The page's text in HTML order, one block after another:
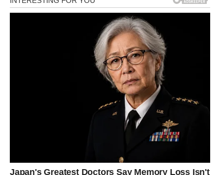
delovanjem. Zadnji dani februara traže da preuzmete
inicijativu – ali sa mudrošću, ne impulsivno.
U ljubavi – moguća je strastvena rasprava koja vodi ka
U poslu – dolazi prilika da pokažete liderstvo.
Karma vas nagrađuje ako delujete iz hrabrosti, a ne iz
VRISHABH (BIK) – STABILNOST
Energija Venere donosi emotivnu dubinu i potrebu za